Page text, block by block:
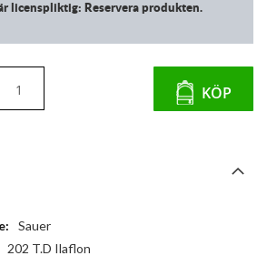
licenspliktig: Reservera produkten.
KÖP
Sauer
202 T.D Ilaflon